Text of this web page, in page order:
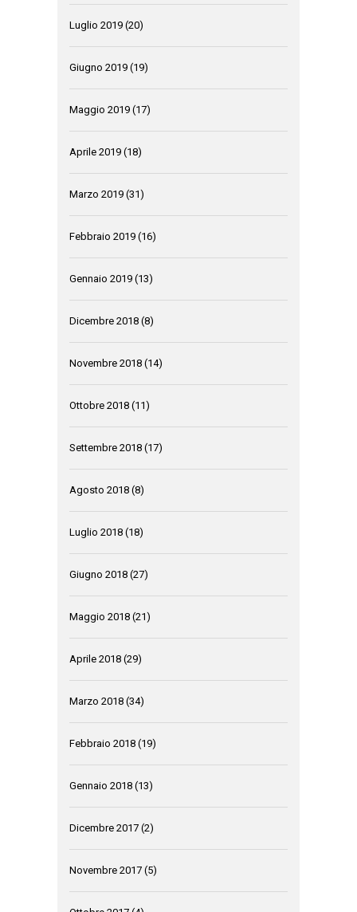
Luglio 2019 (20)
Giugno 2019 (19)
Maggio 2019 (17)
Aprile 2019 (18)
Marzo 2019 (31)
Febbraio 2019 (16)
Gennaio 2019 (13)
Dicembre 2018 (8)
Novembre 2018 (14)
Ottobre 2018 (11)
Settembre 2018 (17)
Agosto 2018 (8)
Luglio 2018 (18)
Giugno 2018 (27)
Maggio 2018 (21)
Aprile 2018 (29)
Marzo 2018 (34)
Febbraio 2018 (19)
Gennaio 2018 (13)
Dicembre 2017 (2)
Novembre 2017 (5)